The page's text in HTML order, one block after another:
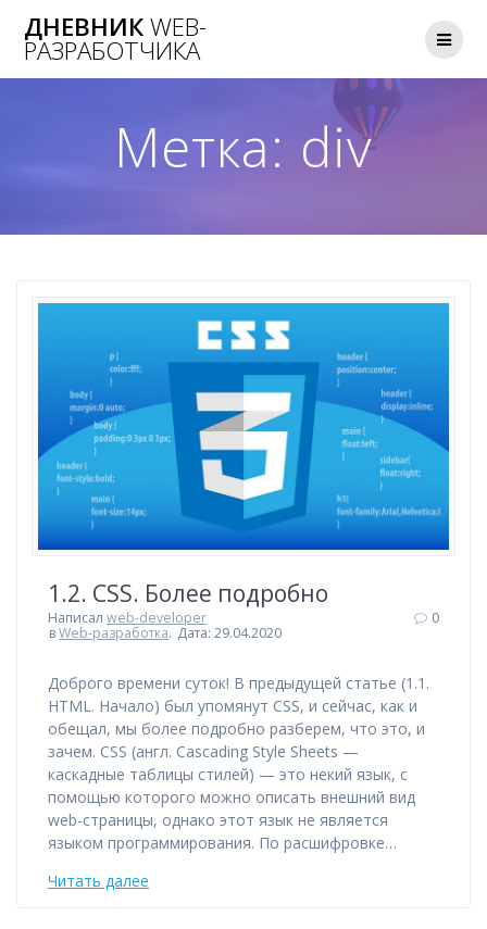
ДНЕВНИКWEB-
РАЗРАБОТЧИКА
Метка: div
1.2. CSS. Более подробно
Написал web-developer
вWeb-разработка. Дата: 29.04.2020
0
Доброго времени суток! В предыдущей статье (1.1.
HTML. Начало) был упомянут CSS, и сейчас, как и
обещал, мы более подробно разберем, что это, и
зачем. CSS (англ. Cascading Style Sheets —
каскадные таблицы стилей) — это некий язык, с
помощью которого можно описать внешний вид
web-страницы, однако этот язык не является
языком программирования. По расшифровке…
Читать далее